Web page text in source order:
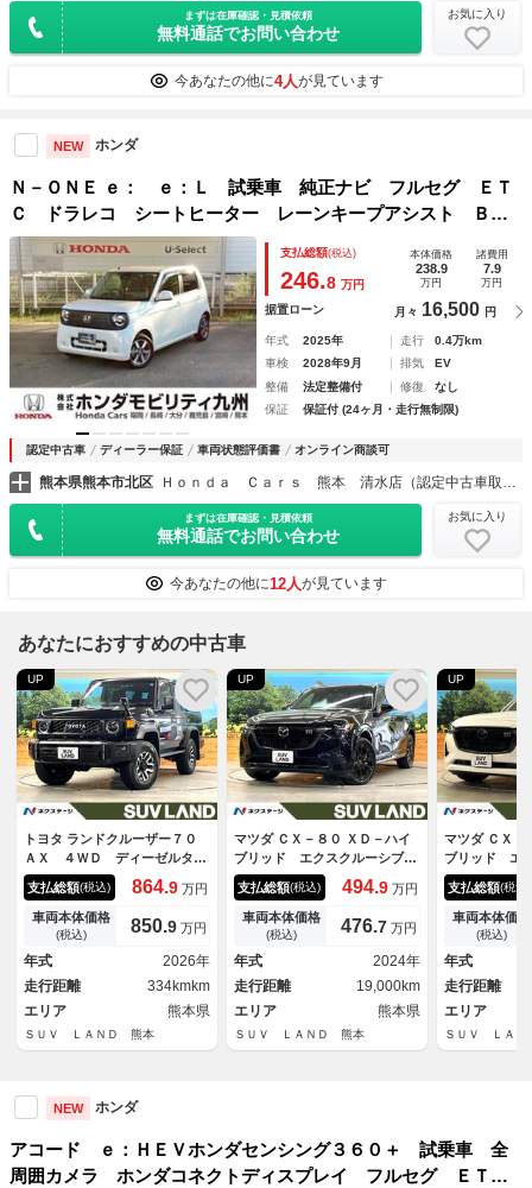
まずは在庫確認・見積依頼
無料通話でお問い合わせ
お気に入り
今あなたの他に4人が見ています
NEW ホンダ
Ｎ－ＯＮＥ ｅ： ｅ：Ｌ 試乗車 純正ナビ フルセグ ＥＴ
Ｃ ドラレコ シートヒーター レーンキープアシスト Ｂ
Ｔ コーナーソナー バックカメラ ＬＥＤヘッドライト Ｕ
ＳＢ スマートキー オートハイビーム 禁煙車 オートライ
ト
支払総額(税込)
246.8 万円
本体価格
238.9
万円
諸費用
7.9
万円
据置ローン 月々 16,500 円
年式 2025年 走行
0.4万km
車検
2028年9月 排気
EV
整備
法定整備付 修復
なし
保証
保証付 (24ヶ月・走行無制限)
認定中古車 ディーラー保証 車両状態評価書 オンライン商談可
熊本県熊本市北区 Ｈｏｎｄａ Ｃａｒｓ 熊本 清水店（認定中古車取扱店）
まずは在庫確認・見積依頼
無料通話でお問い合わせ
お気に入り
今あなたの他に12人が見ています
あなたにおすすめの中古車
UP
トヨタ ランドクルーザー７０
ＡＸ ４ＷＤ ディーゼルター
ボ 純正ＳＤナビ 衝突被害軽
減 禁煙車 ドラレコ ＬＥＤ
ヘッド ＥＴＣ２．０ フルセ
グ クルコン 純正１６インチ
アルミ オートハイビーム オ
ートライト Ｂｌｕｅｔｏｏｔ
ｈ
支払総額(税込) 864.9 万円
車両本体価格
(税込) 850.9 万円
年式
2026年
走行距離
334kmkm
エリア
熊本県
ＳＵＶ ＬＡＮＤ 熊本
UP
マツダ ＣＸ－８０ ＸＤ－ハイ
ブリッド エクスクルーシブス
ポーツ ４ＷＤ ターボ ディ
ーゼル ７人乗り サンルー
フ １２．３型ディスプレイ
ＢＯＳＥサウンド 全周囲カメ
ラ 衝突被害軽減 レーダーク
ルーズ 禁煙車 電動リアゲー
ト 黒革シート 前席シートエ
アコン
支払総額(税込) 494.9 万円
車両本体価格
(税込) 476.7 万円
年式
2024年
走行距離
19,000km
エリア
熊本県
ＳＵＶ ＬＡＮＤ 熊本
UP
マツダ ＣＸ－
ブリッド エ
ポーツ ４Ｗ
ーゼル １２
コネクトナ
ＢＯＳＥサ
レーキサポー
ーズ 禁煙車
ト レザーシ
チレーション
支払総額(税込)
車両本体価格
(税込)
年式
走行距離
エリア
ＳＵＶ ＬＡ
NEW ホンダ
アコード ｅ：ＨＥＶホンダセンシング３６０＋ 試乗車 全
周囲カメラ ホンダコネクトディスプレイ フルセグ ＥＴＣ